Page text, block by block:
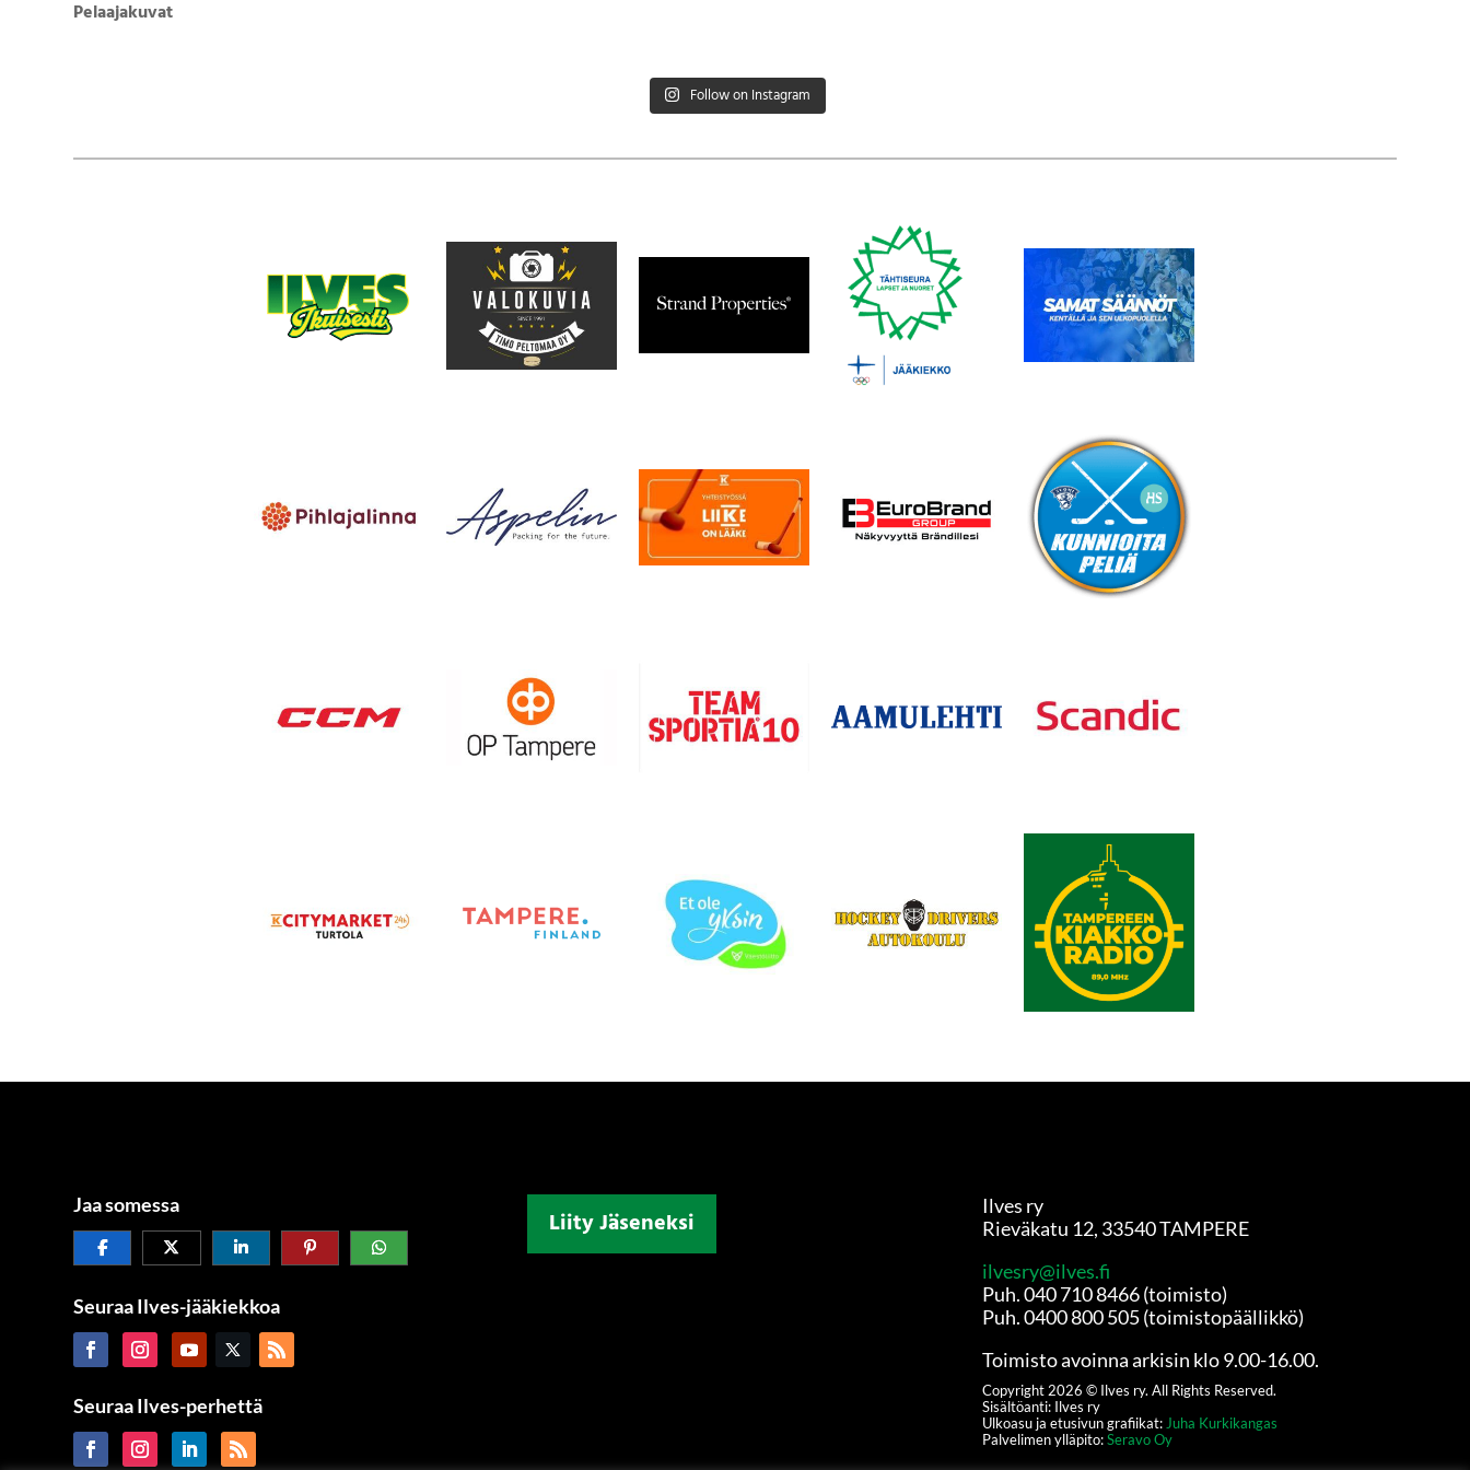
Pelaajakuvat
Follow on Instagram
Jaa somessa
Seuraa Ilves-jääkiekkoa
Seuraa Ilves-perhettä
Liity Jäseneksi
Ilves ry
Rieväkatu 12, 33540 TAMPERE
ilvesry@ilves.fi
Puh. 040 710 8466 (toimisto)
Puh. 0400 800 505 (toimistopäällikkö)
Toimisto avoinna arkisin klo 9.00-16.00.
Copyright 2026 © Ilves ry. All Rights Reserved.
Sisältöanti: Ilves ry
Ulkoasu ja etusivun grafiikat: Juha Kurkikangas
Palvelimen ylläpito:Seravo Oy